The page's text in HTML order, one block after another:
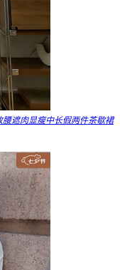
腰遮肉显瘦中长假两件茶歇裙